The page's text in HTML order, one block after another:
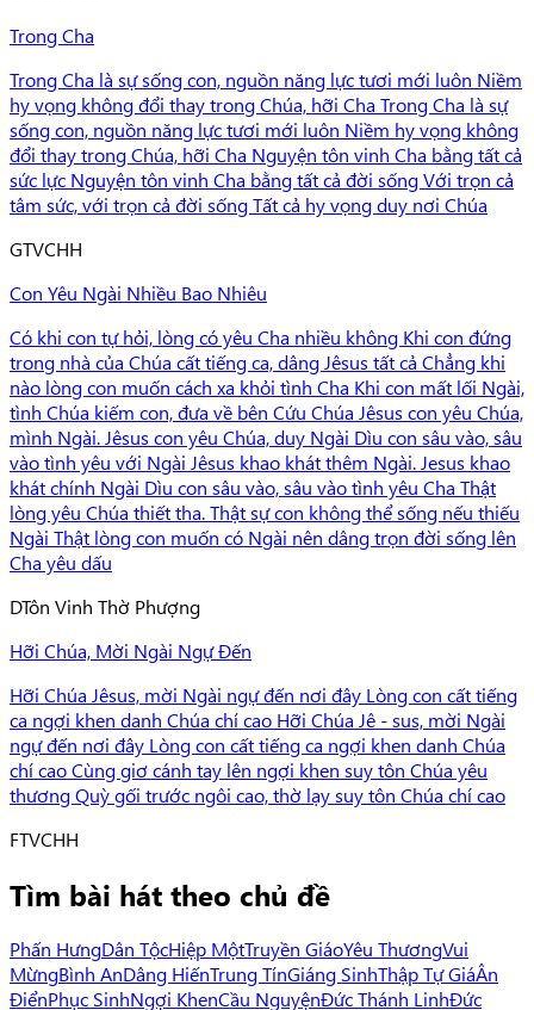
Trong Cha
Trong Cha là sự sống con, nguồn năng lực tươi mới luôn Niềm
hy vọng không đổi thay trong Chúa, hỡi Cha Trong Cha là sự
sống con, nguồn năng lực tươi mới luôn Niềm hy vọng không
đổi thay trong Chúa, hỡi Cha Nguyện tôn vinh Cha bằng tất cả
sức lực Nguyện tôn vinh Cha bằng tất cả đời sống Với trọn cả
tâm sức, với trọn cả đời sống Tất cả hy vọng duy nơi Chúa
GTVCHH
Con Yêu Ngài Nhiều Bao Nhiêu
Có khi con tự hỏi, lòng có yêu Cha nhiều không Khi con đứng
trong nhà của Chúa cất tiếng ca, dâng Jêsus tất cả Chẳng khi
nào lòng con muốn cách xa khỏi tình Cha Khi con mất lối Ngài,
tình Chúa kiếm con, đưa về bên Cứu Chúa Jêsus con yêu Chúa,
mình Ngài. Jêsus con yêu Chúa, duy Ngài Dìu con sâu vào, sâu
vào tình yêu với Ngài Jêsus khao khát thêm Ngài. Jesus khao
khát chính Ngài Dìu con sâu vào, sâu vào tình yêu Cha Thật
lòng yêu Chúa thiết tha. Thật sự con không thể sống nếu thiếu
Ngài Thật lòng con muốn có Ngài nên dâng trọn đời sống lên
Cha yêu dấu
DTôn Vinh Thờ Phượng
Hỡi Chúa, Mời Ngài Ngự Đến
Hỡi Chúa Jêsus, mời Ngài ngự đến nơi đây Lòng con cất tiếng
ca ngợi khen danh Chúa chí cao Hỡi Chúa Jê - sus, mời Ngài
ngự đến nơi đây Lòng con cất tiếng ca ngợi khen danh Chúa
chí cao Cùng giơ cánh tay lên ngợi khen suy tôn Chúa yêu
thương Quỳ gối trước ngôi cao, thờ lạy suy tôn Chúa chí cao
FTVCHH
Tìm bài hát theo chủ đề
Phấn HưngDân TộcHiệp MộtTruyền GiáoYêu ThươngVui
MừngBình AnDâng HiếnTrung TínGiáng SinhThập Tự GiáÂn
ĐiểnPhục SinhNgợi KhenCầu NguyệnĐức Thánh LinhĐức